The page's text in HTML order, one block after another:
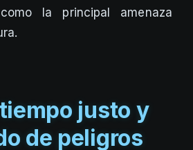
la principal amenaza
justo y
de peligros